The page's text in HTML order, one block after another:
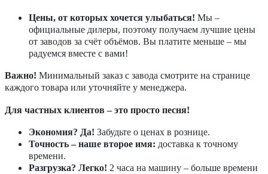
Цены, от которых хочется улыбаться! Мы –
официальные дилеры, поэтому получаем лучшие цены
от заводов за счёт объёмов. Вы платите меньше – мы
радуемся вместе с вами!
Важно! Минимальный заказ с завода смотрите на странице
каждого товара или уточняйте у менеджера.
Для частных клиентов – это просто песня!
Экономия? Да! Забудьте о ценах в рознице.
Точность – наше второе имя: доставка к точному
времени.
Разгрузка? Легко! 2 часа на машину – больше времени